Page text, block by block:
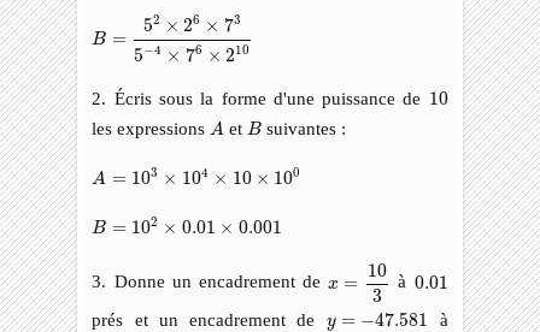
B =
52 × 26 × 73
5−4 × 76 × 210
×26 735 4×7
2. Écris sous la forme d'une puissance de 10
10
les expressionsA
A etB
B suivantes :
A = 103 × 104 × 10 × 100
A 103× 4×10 100
B = 102 × 0.01 × 0.001
B= 102×0.01×0.001
3. Donne un encadrement dex =
10
3
3
à 0.01
0.01
prés et un encadrement de y = −47.581
47.581
à